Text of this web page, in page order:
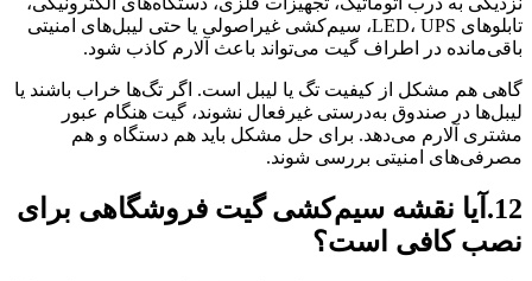
تابلوهای LED، UPS، سیم‌کشی غیراصولی یا حتی لیبل‌های امنیتی
باقی‌مانده در اطراف گیت می‌تواند باعث آلارم کاذب شود.
گاهی هم مشکل از کیفیت تگ یا لیبل است. اگر تگ‌ها خراب باشند یا
لیبل‌ها در صندوق به‌درستی غیرفعال نشوند، گیت هنگام عبور
مشتری آلارم می‌دهد. برای حل مشکل باید هم دستگاه و هم
مصرفی‌های امنیتی بررسی شوند.
12.آیا نقشه سیم‌کشی گیت فروشگاهی برای
نصب کافی است؟